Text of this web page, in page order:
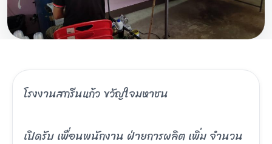
โรงงานสกรีนแก้ว ขวัญใจมหาชน
เปิดรับ เพื่อนพนักงาน ฝ่ายการผลิต เพิ่ม จำนวน